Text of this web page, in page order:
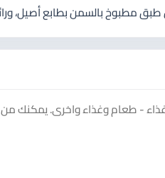
مطبوخ بالسمن بطابع أصيل،
- طعام وغذاء واخرى. يمكنك